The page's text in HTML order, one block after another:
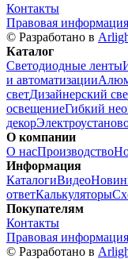
Контакты
Правовая информация
© Разработано в
Каталог
Светодиодные ленты
и автоматизации
светДизайнерский
освещениеГибкий
декор
О компании
О насПроизводство
Информация
КаталогиВидео
ответКалькуляторы
Покупателям
Контакты
Правовая информация
© Разработано в